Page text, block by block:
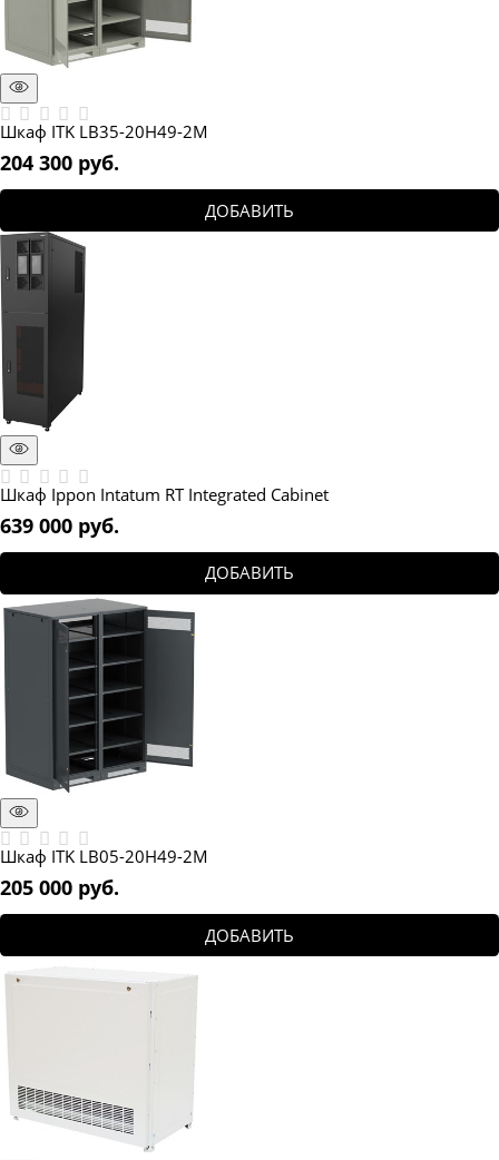
Шкаф ITK LB35-20H49-2M
204 300 руб.
ДОБАВИТЬ
Шкаф Ippon Intatum RT Integrated Cabinet
639 000 руб.
ДОБАВИТЬ
Шкаф ITK LB05-20H49-2M
205 000 руб.
ДОБАВИТЬ